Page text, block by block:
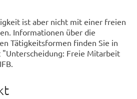
ist aber nicht mit einer freien
Informationen über die
Tätigkeitsformen finden Sie in
Freie Mitarbeit